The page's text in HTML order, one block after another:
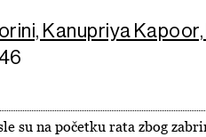
Kanupriya
su na početku rata zbog